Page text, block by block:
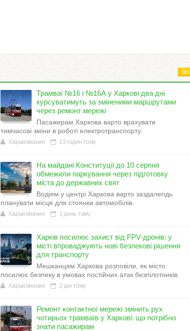
Всі
Трамваї №16 і №16А у Харкові два дні
курсуватимуть за зміненими маршрутами
через ремонт мережі
Пасажирам Харкова варто врахувати
тимчасові зміни в роботі електротранспорту.
Харьковчанин 13 годин тому
На майдані Конституції до 10 серпня
обмежили паркування через підготовку
міста до державних свят
Водіям у центрі Харкова варто заздалегідь
планувати місця для стоянки автомобілів.
Харьковчанин 1 день тому
Харків посилює захист від FPV-дронів: у
місті впроваджують нові безпекові рішення
для транспорту
Мешканцям Харкова розповіли, як місто
посилює безпеку в умовах постійних атак безпілотників.
Харьковчанин 2 дні тому
Ремонт контактної мережі змінить рух
чотирьох трамваїв у Харкові: що потрібно
знати пасажирам